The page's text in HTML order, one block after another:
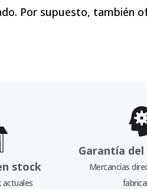
Por supuesto, también
stock
actuales
Garantía
Mercancías